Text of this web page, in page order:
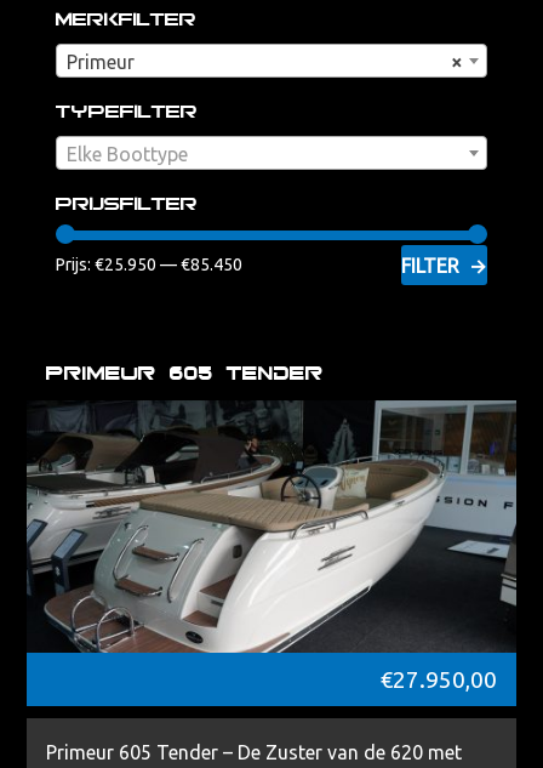
Merkfilter
×
Primeur
Typefilter
Elke Boottype
Prijsfilter
FILTER
Prijs:€25.950 —€85.450
Primeur 605 tender
€27.950,00
Primeur 605 Tender – De Zuster van de 620 met